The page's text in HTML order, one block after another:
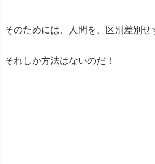
そのためには、人間を、区別差別せ
それしか方法はないのだ！